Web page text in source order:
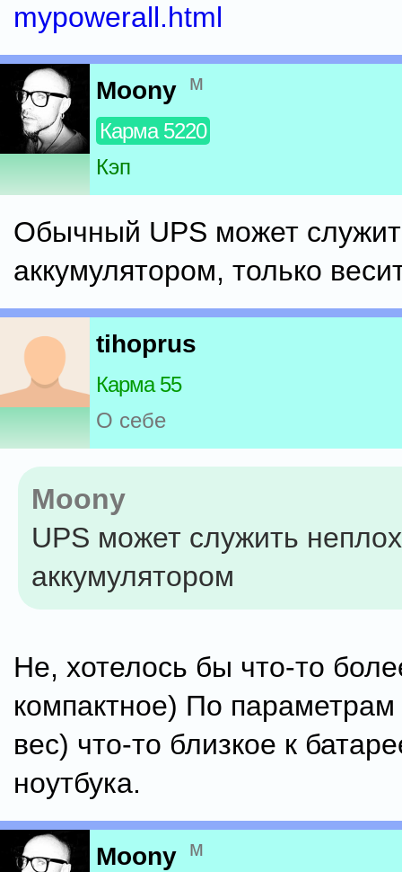
mypowerall.html
Moony м
Карма 5220
Кэп
Обычный UPS может
аккумулятором, только
tihoprus
Карма 55
О себе
Moony
UPS может служить
аккумулятором
Не, хотелось бы что-то
компактное) По
вес) что-то близкое к
ноутбука.
Moony м